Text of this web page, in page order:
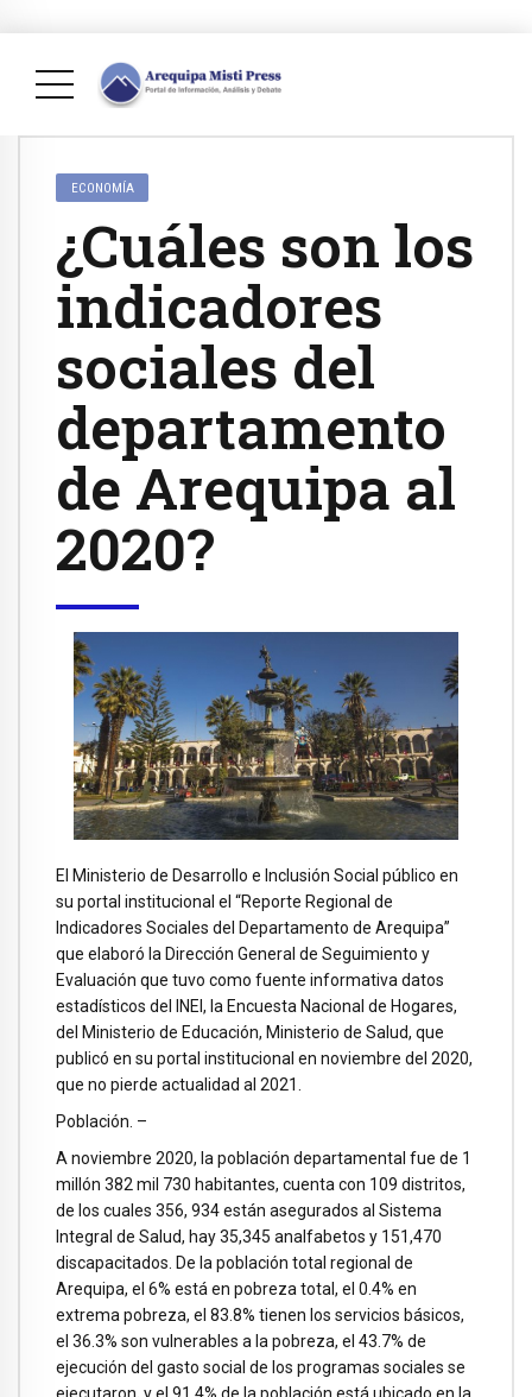
ECONOMÍA
¿Cuáles son los
indicadores
sociales del
departamento
de Arequipa al
2020?
El Ministerio de Desarrollo e Inclusión Social público en
su portal institucional el “Reporte Regional de
Indicadores Sociales del Departamento de Arequipa”
que elaboró la Dirección General de Seguimiento y
Evaluación que tuvo como fuente informativa datos
estadísticos del INEI, la Encuesta Nacional de Hogares,
del Ministerio de Educación, Ministerio de Salud, que
publicó en su portal institucional en noviembre del 2020,
que no pierde actualidad al 2021.
Población. –
A noviembre 2020, la población departamental fue de 1
millón 382 mil 730 habitantes, cuenta con 109 distritos,
de los cuales 356, 934 están asegurados al Sistema
Integral de Salud, hay 35,345 analfabetos y 151,470
discapacitados. De la población total regional de
Arequipa, el 6% está en pobreza total, el 0.4% en
extrema pobreza, el 83.8% tienen los servicios básicos,
el 36.3% son vulnerables a la pobreza, el 43.7% de
ejecución del gasto social de los programas sociales se